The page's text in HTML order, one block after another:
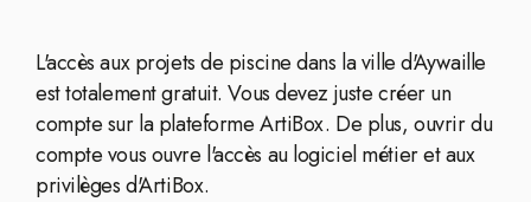
L'accès aux projets de piscine dans la ville d'Aywaille
est totalement gratuit. Vous devez juste créer un
compte sur la plateforme ArtiBox. De plus, ouvrir du
compte vous ouvre l'accès au logiciel métier et aux
privilèges d'ArtiBox.